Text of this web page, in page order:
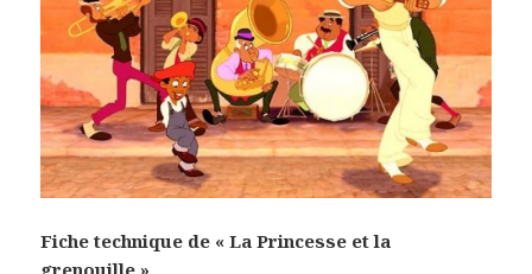
Fiche technique de « La Princesse et la
grenouille »